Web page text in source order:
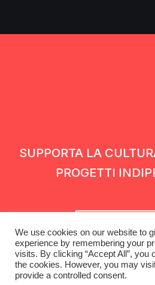
SUPPORTA LA
PROGETTI
We use cookies on our website to
experience by remembering your
visits. By clicking “Accept All”, you
the cookies. However, you may
provide a controlled consent.